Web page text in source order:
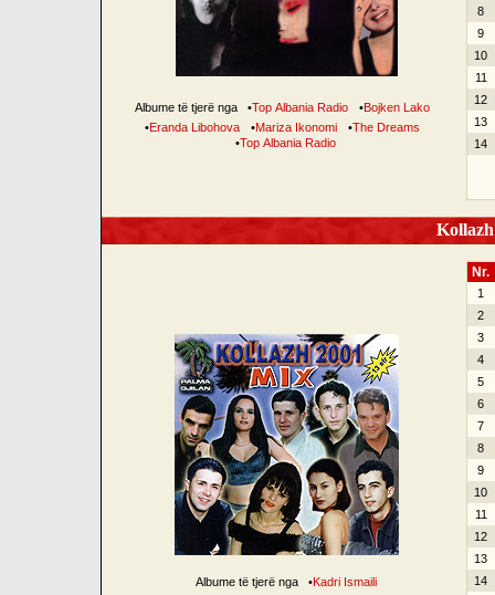
Albume të tjerë nga •Top Albania Radio •Bojken Lako
•Eranda Libohova •Mariza Ikonomi •The Dreams
•Top Albania Radio
8
9
10
11
12
13
14
Albume të tjerë nga •Kadri Ismaili
Nr.
1
2
3
4
5
6
7
8
9
10
11
12
13
14